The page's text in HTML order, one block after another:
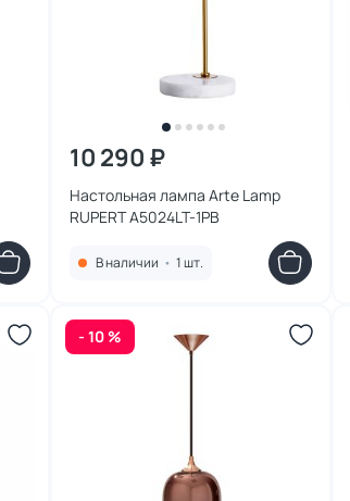
10 290 ₽
Настольная лампа Arte Lamp
RUPERT A5024LT-1PB
В наличии • 1 шт.
- 10 %